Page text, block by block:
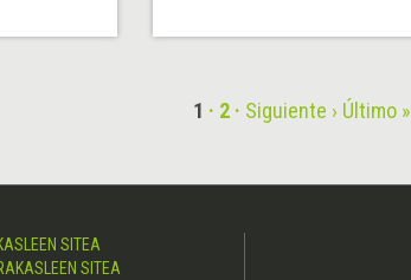
1 2 Siguiente › Último »
SITEA
SITEA